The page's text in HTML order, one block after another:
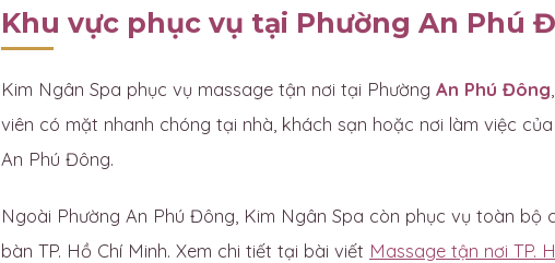
Khu vực phục vụ tại Phường An Phú
Kim Ngân Spa phục vụ massage tận nơi tại Phường An Phú Đông
viên có mặt nhanh chóng tại nhà, khách sạn hoặc nơi làm việc
An Phú Đông.
Ngoài Phường An Phú Đông, Kim Ngân Spa còn phục vụ toàn bộ
bàn TP. Hồ Chí Minh. Xem chi tiết tại bài viết Massage tận nơi TP.